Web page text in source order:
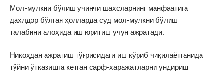
Мол-мулкни бўлиш учинчи шахсларнинг манфаатига
дахлдор бўлган ҳолларда суд мол-мулкни бўлиш
талабини алоҳида иш юритиш учун ажратади.
Никоҳдан ажратиш тўғрисидаги иш кўриб чиқилаётганида
тўйни ўтказишга кетган сарф-харажатларни ундириш